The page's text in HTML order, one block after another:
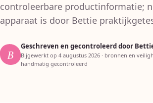
controleerbare productinformatie;
apparaat is door Bettie
B
Geschreven en gecontroleerd door
Bijgewerkt op 4 augustus 2026 · bronnen en
handmatig gecontroleerd